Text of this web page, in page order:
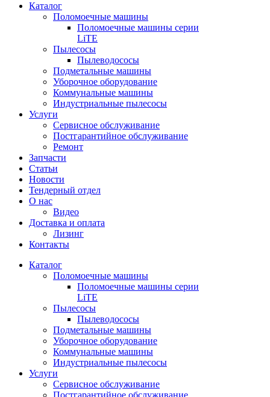
Каталог
Поломоечные машины
Поломоечные машины серии
LiTE
Пылесосы
Пылеводососы
Подметальные машины
Уборочное оборудование
Коммунальные машины
Индустриальные пылесосы
Услуги
Сервисное обслуживание
Постгарантийное обслуживание
Ремонт
Запчасти
Статьи
Новости
Тендерный отдел
О нас
Видео
Доставка и оплата
Лизинг
Контакты
Каталог
Поломоечные машины
Поломоечные машины серии
LiTE
Пылесосы
Пылеводососы
Подметальные машины
Уборочное оборудование
Коммунальные машины
Индустриальные пылесосы
Услуги
Сервисное обслуживание
Постгарантийное обслуживание